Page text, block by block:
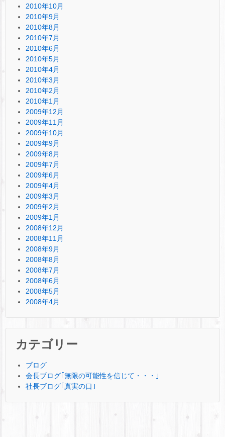
2010年10月
2010年9月
2010年8月
2010年7月
2010年6月
2010年5月
2010年4月
2010年3月
2010年2月
2010年1月
2009年12月
2009年11月
2009年10月
2009年9月
2009年8月
2009年7月
2009年6月
2009年4月
2009年3月
2009年2月
2009年1月
2008年12月
2008年11月
2008年9月
2008年8月
2008年7月
2008年6月
2008年5月
2008年4月
カテゴリー
ブログ
会長ブログ｢無限の可能性を信じて・・・｣
社長ブログ｢真実の口｣